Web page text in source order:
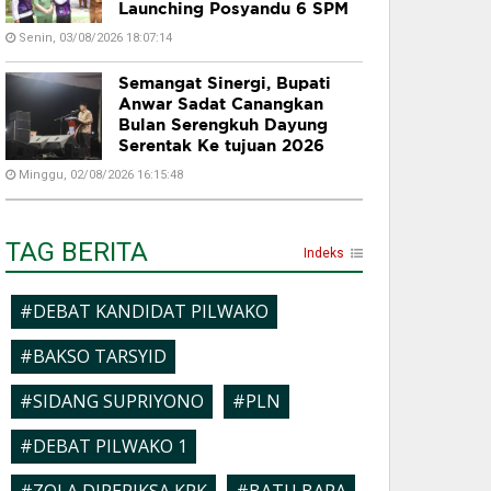
Launching Posyandu 6 SPM
Senin, 03/08/2026 18:07:14
Semangat Sinergi, Bupati
Anwar Sadat Canangkan
Bulan Serengkuh Dayung
Serentak Ke tujuan 2026
Minggu, 02/08/2026 16:15:48
TAG BERITA Indeks
#DEBAT KANDIDAT PILWAKO
#BAKSO TARSYID
#SIDANG SUPRIYONO
#PLN
#DEBAT PILWAKO 1